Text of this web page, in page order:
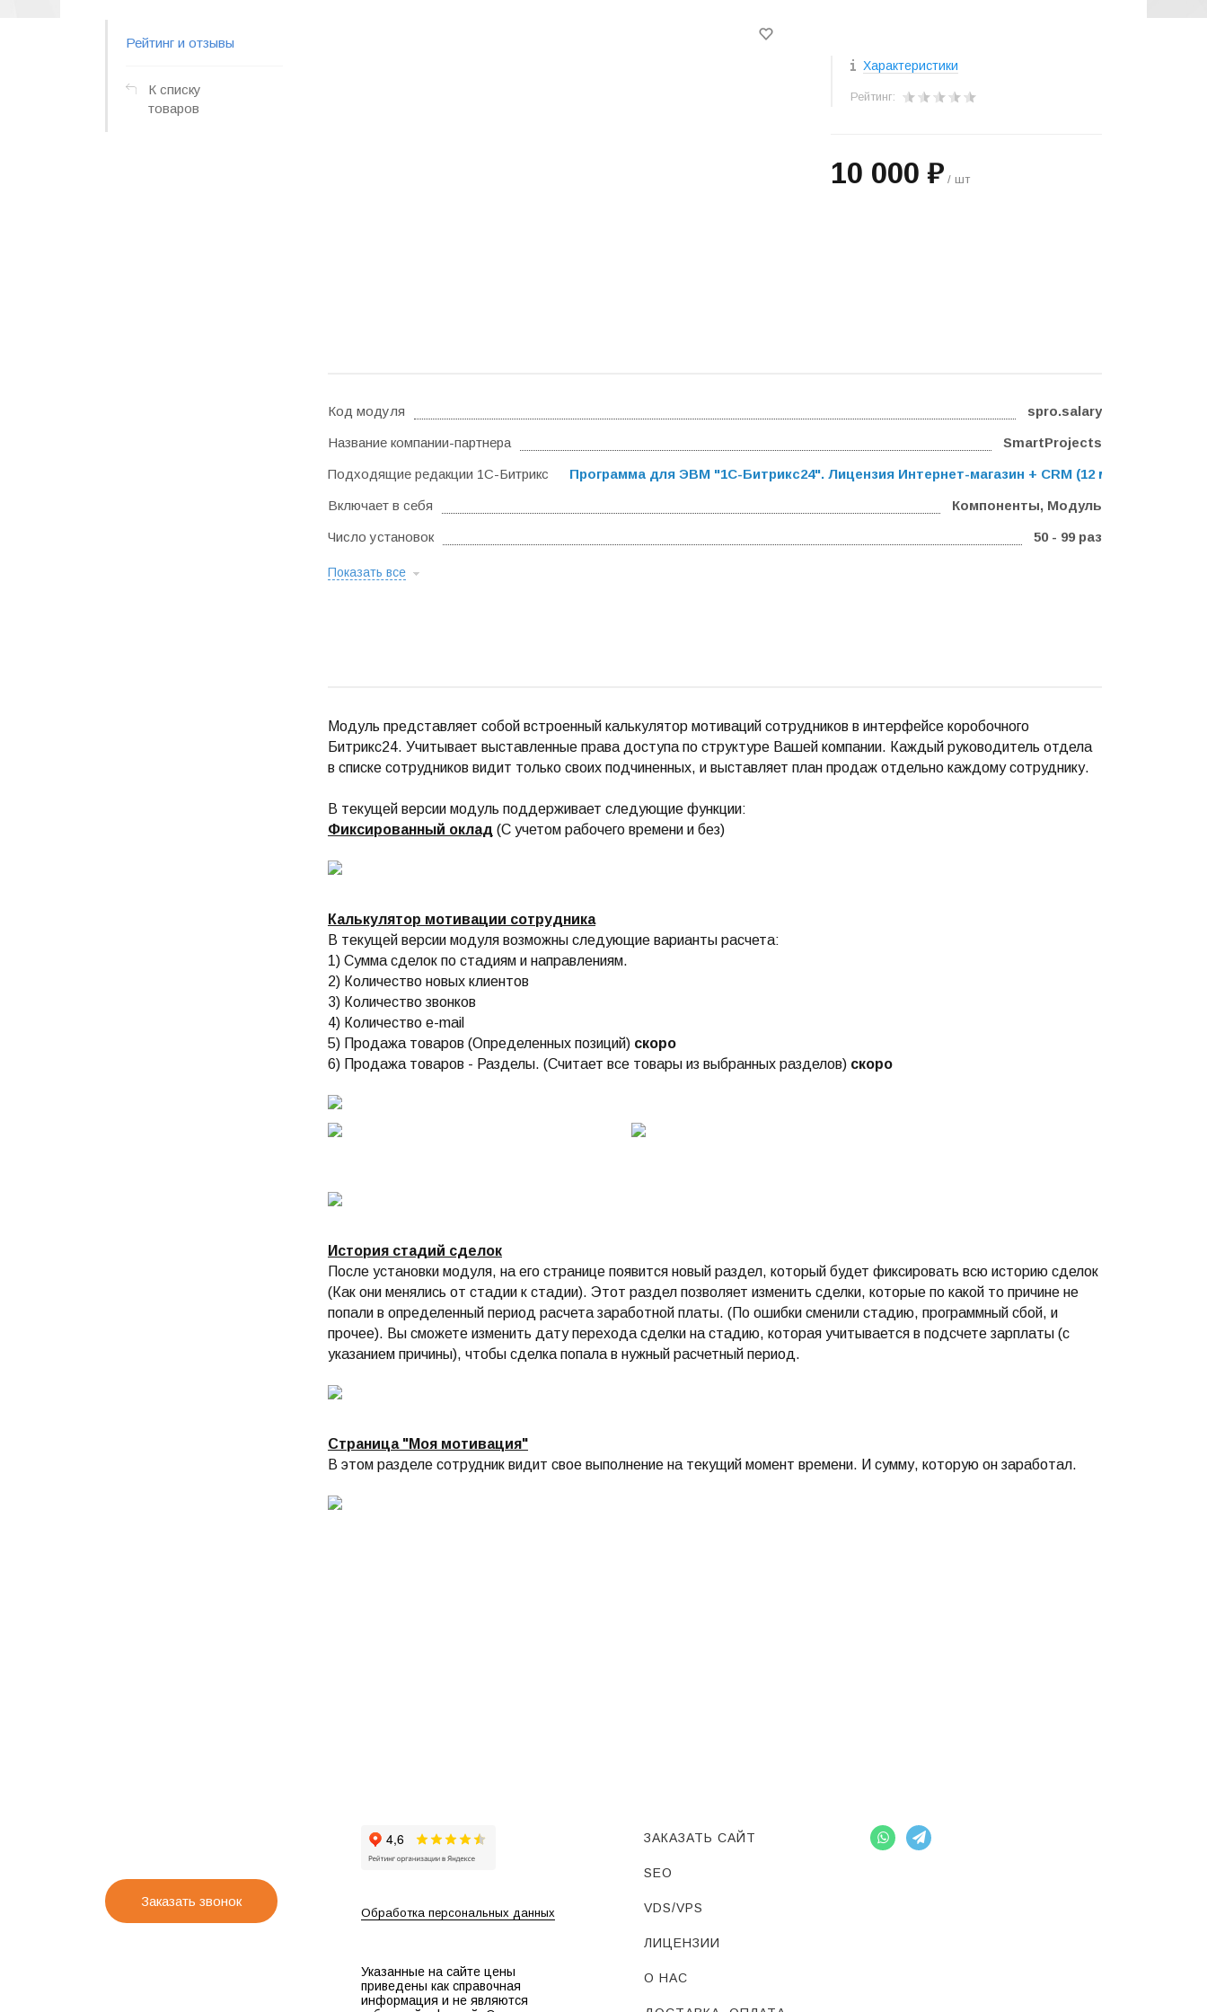
Рейтинг и отзывы
К списку
товаров
Характеристики
Рейтинг:
10 000 ₽ / шт
Код модуля spro.salary
Название компании-партнера SmartProjects
Подходящие редакции 1С-Битрикс Программа для ЭВМ "1С-Битрикс24". Лицензия Интернет-магазин + CRM (12 мес.)
Включает в себя Компоненты, Модуль
Число установок 50 - 99 раз
Показать все
Модуль представляет собой встроенный калькулятор мотиваций сотрудников в интерфейсе коробочного
Битрикс24. Учитывает выставленные права доступа по структуре Вашей компании. Каждый руководитель отдела
в списке сотрудников видит только своих подчиненных, и выставляет план продаж отдельно каждому сотруднику.
В текущей версии модуль поддерживает следующие функции:
Фиксированный оклад (С учетом рабочего времени и без)
Калькулятор мотивации сотрудника
В текущей версии модуля возможны следующие варианты расчета:
1) Сумма сделок по стадиям и направлениям.
2) Количество новых клиентов
3) Количество звонков
4) Количество e-mail
5) Продажа товаров (Определенных позиций) скоро
6) Продажа товаров - Разделы. (Считает все товары из выбранных разделов) скоро
История стадий сделок
После установки модуля, на его странице появится новый раздел, который будет фиксировать всю историю сделок
(Как они менялись от стадии к стадии). Этот раздел позволяет изменить сделки, которые по какой то причине не
попали в определенный период расчета заработной платы. (По ошибки сменили стадию, программный сбой, и
прочее). Вы сможете изменить дату перехода сделки на стадию, которая учитывается в подсчете зарплаты (с
указанием причины), чтобы сделка попала в нужный расчетный период.
Страница "Моя мотивация"
В этом разделе сотрудник видит свое выполнение на текущий момент времени. И сумму, которую он заработал.
Заказать звонок
Обработка персональных данных
Указанные на сайте цены
приведены как справочная
информация и не являются
ЗАКАЗАТЬ САЙТ
SEO
VDS/VPS
ЛИЦЕНЗИИ
О НАС